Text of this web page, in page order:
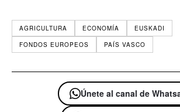
AGRICULTURA ECONOMÍA
EUSKADI
FONDOS EUROPEOS
PAÍS VASCO
Únete al canal de